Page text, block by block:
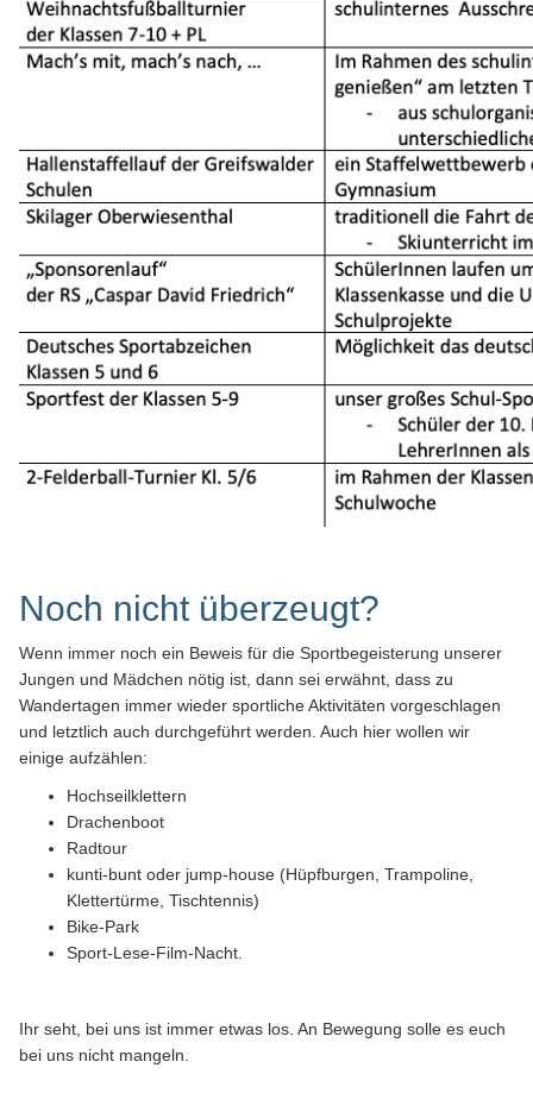
Noch nicht überzeugt?
Wenn immer noch ein Beweis für die Sportbegeisterung unserer
Jungen und Mädchen nötig ist, dann sei erwähnt, dass zu
Wandertagen immer wieder sportliche Aktivitäten vorgeschlagen
und letztlich auch durchgeführt werden. Auch hier wollen wir
einige aufzählen:
Hochseilklettern
Drachenboot
Radtour
kunti-bunt oder jump-house (Hüpfburgen, Trampoline,
Klettertürme, Tischtennis)
Bike-Park
Sport-Lese-Film-Nacht.
Ihr seht, bei uns ist immer etwas los. An Bewegung solle es euch
bei uns nicht mangeln.